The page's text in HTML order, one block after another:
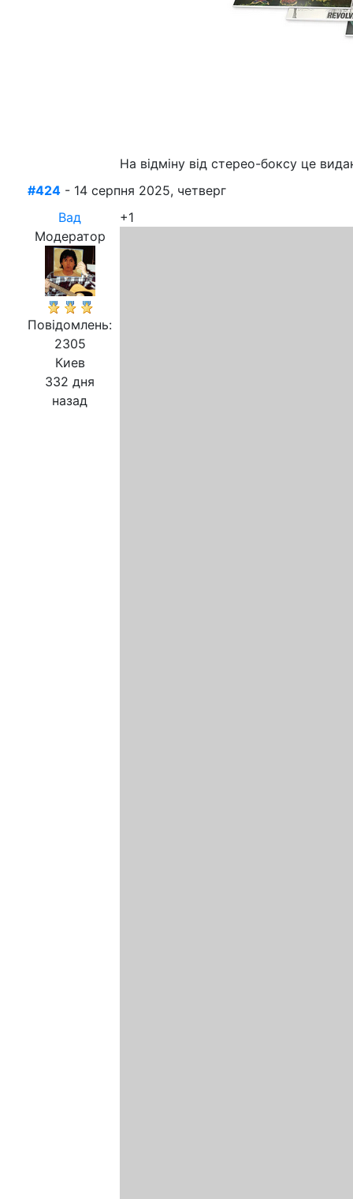
На відміну від стерео-боксу це
#424 - 14 серпня 2025, четверг
Вад
Модератор
Повідомлень:
2305
Киев
332 дня
назад
+1